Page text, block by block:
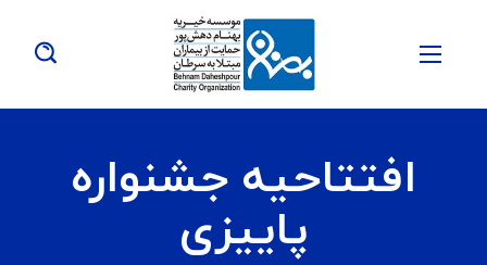
افتتاحیه جشنواره
پاییزی